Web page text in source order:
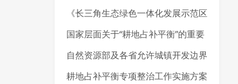
新项目负面清单
化”的政策推荐
《长三角生态绿色一体化发展示范区
国土空间总体规划实施体检评估报告
（2023年度）》发布
国家层面关于“耕地占补平衡”的重要
政策推荐
自然资源部及各省允许城镇开发边界
局部优化的内容
耕地占补平衡专项整治工作实施方案